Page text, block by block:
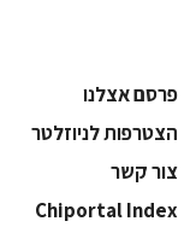
פרסם אצלנו
הצטרפות לניוזלטר
צור קשר
Chiportal Index